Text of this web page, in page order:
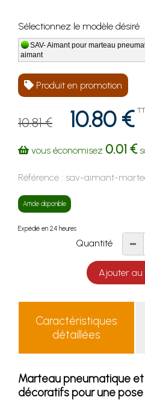
Sélectionnez le modèle désiré
SAV- Aimant pour marteau
aimant
Produit en promotion
10.81 € 10.80 €
vous économisez 0.01 €
Référence : sav-aimant-
Article disponible
Expédié en 24 heures
Quantité -
Ajouter au
Caractéristiques
détaillées
Marteau pneumatique
décoratifs pour une